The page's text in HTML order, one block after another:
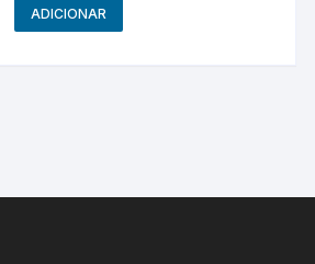
ADICIONAR